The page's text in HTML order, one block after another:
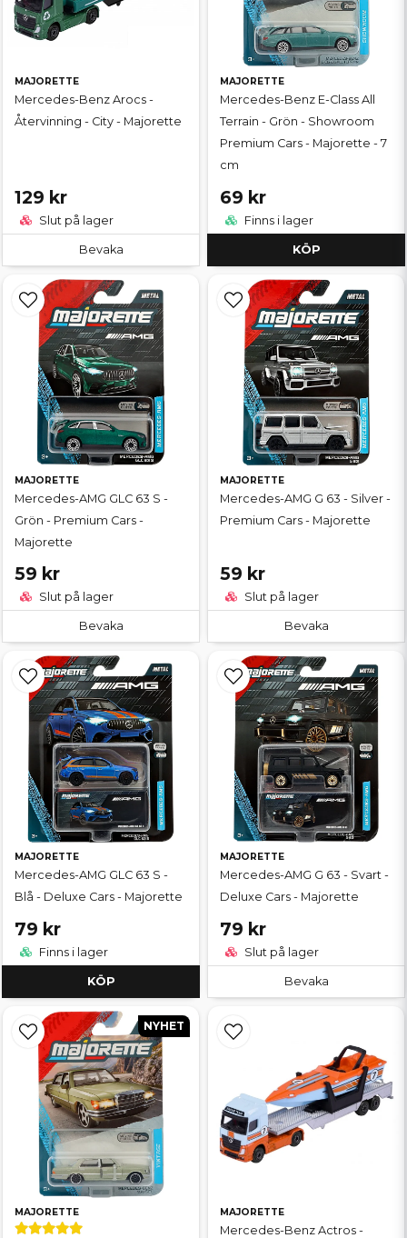
MAJORETTE
Mercedes-Benz Arocs -
Återvinning - City - Majorette
129 kr
Slut på lager
Bevaka
MAJORETTE
Mercedes-Benz E-Class All
Terrain - Grön - Showroom
Premium Cars - Majorette - 7
cm
69 kr
Finns i lager
KÖP
MAJORETTE
Mercedes-AMG GLC 63 S -
Grön - Premium Cars -
Majorette
59 kr
Slut på lager
Bevaka
MAJORETTE
Mercedes-AMG G 63 - Silver -
Premium Cars - Majorette
59 kr
Slut på lager
Bevaka
MAJORETTE
Mercedes-AMG GLC 63 S -
Blå - Deluxe Cars - Majorette
79 kr
Finns i lager
KÖP
MAJORETTE
Mercedes-AMG G 63 - Svart -
Deluxe Cars - Majorette
79 kr
Slut på lager
Bevaka
MAJORETTE
NYHET
MAJORETTE
Mercedes-Benz Actros -